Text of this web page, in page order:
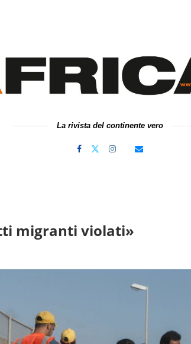
La rivista del continente vero
migranti violati»